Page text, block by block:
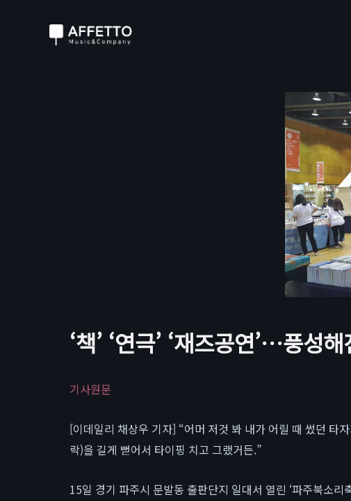
‘책’ ‘연극’ ‘재즈공연’…풍성
기사원문
[이데일리 채상우 기자] “어머 저것 봐 내가 어릴 때 썼던 타
락)을 길게 뻗어서 타이핑 치고 그랬거든.”
15일 경기 파주시 문발동 출판단지 일대서 열린 ‘파주북소